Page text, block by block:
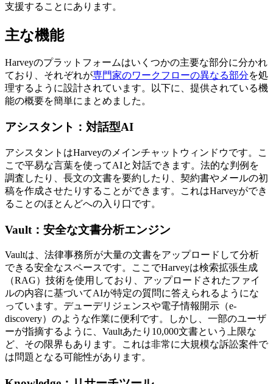
支援することにあります。
主な機能
Harveyのプラットフォームはいくつかの主要な部分に分かれ
ており、それぞれが専門家のワークフローの異なる部分を処
理するように設計されています。以下に、提供されている機
能の概要を簡単にまとめました。
アシスタント：対話型AI
アシスタントはHarveyのメインチャットウィンドウです。こ
こで平易な言葉を使ってAIと対話できます。法的な判例を
調査したり、長文の文書を要約したり、契約書やメールの初
稿を作成させたりすることができます。これはHarveyができ
ることのほとんどへの入り口です。
Vault：安全な文書分析エンジン
Vaultは、法律事務所が大量の文書をアップロードして分析
できる安全なスペースです。ここでHarveyは検索拡張生成
（RAG）技術を使用しており、アップロードされたファイ
ルの内容に基づいてAIが特定の質問に答えられるようにな
っています。デューデリジェンスや電子情報開示（e-
discovery）のような作業に便利です。しかし、一部のユーザ
ーが指摘するように、Vaultあたり10,000文書という上限な
ど、その限界もあります。これは非常に大規模な訴訟案件で
は問題となる可能性があります。